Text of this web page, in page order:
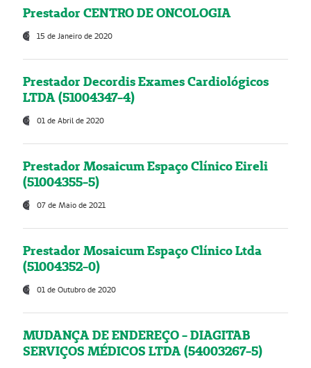
Prestador CENTRO DE ONCOLOGIA
15 de Janeiro de 2020
Prestador Decordis Exames Cardiológicos
LTDA (51004347-4)
01 de Abril de 2020
Prestador Mosaicum Espaço Clínico Eireli
(51004355-5)
07 de Maio de 2021
Prestador Mosaicum Espaço Clínico Ltda
(51004352-0)
01 de Outubro de 2020
MUDANÇA DE ENDEREÇO - DIAGITAB
SERVIÇOS MÉDICOS LTDA (54003267-5)